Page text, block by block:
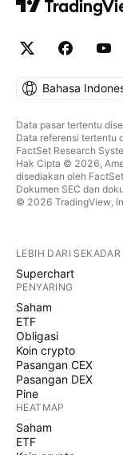
Bahasa
Data pasar tertentu
Data referensi tertentu
FactSet Research
Hak Cipta © 2026,
disediakan oleh
Dokumen SEC dan
© 2026 TradingView,
LEBIH DARI
Superchart
PENYARING
Saham
ETF
Obligasi
Koin crypto
Pasangan CEX
Pasangan DEX
Pine
HEATMAP
Saham
ETF